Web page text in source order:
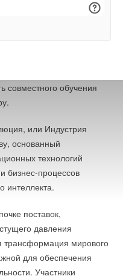
выступая за
совместного обучения
или Индустрия
основанный
технологий
бизнес-процессов
интеллекта.
поставок,
давления
трансформация мирового
для обеспечения
Участники